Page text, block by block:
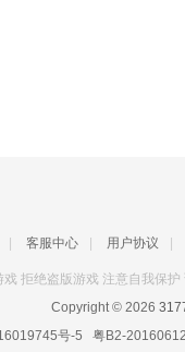
客服中心 用户协议
拒绝盗版游戏 注意自我保
Copyright © 2026
号-5 粤B2-